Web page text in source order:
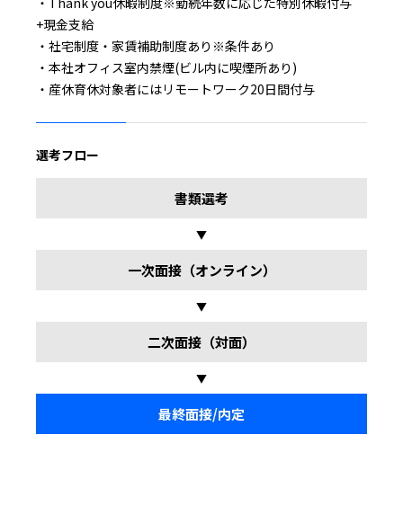
+現金支給
・社宅制度・家賃補助制度あり※条件あり
・本社オフィス室内禁煙(ビル内に喫煙所あり)
・産休育休対象者にはリモートワーク20日間付与
選考フロー
書類選考
▼
一次面接（オンライン）
▼
二次面接（対面）
▼
最終面接/内定